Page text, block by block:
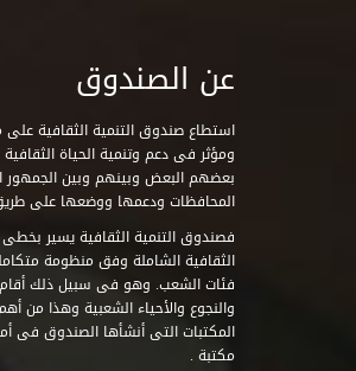
عن الصندوق
ومؤثر فى دعم وتنمية الحياة
بعضهم البعض وبينهم وبين
المحافظات ودعمها ووضعها على طريق
فصندوق التنمية الثقافية يسير
الثقافية الشاملة وفق منظومة
فئات الشعب. وهو فى سبيل ذلك أقام
والنجوع والأحياء الشعبية وهذا من
مكتبة .